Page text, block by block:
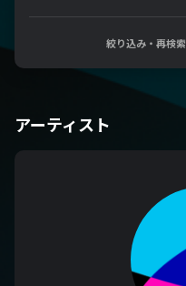
絞り込み・再検索
アーティスト